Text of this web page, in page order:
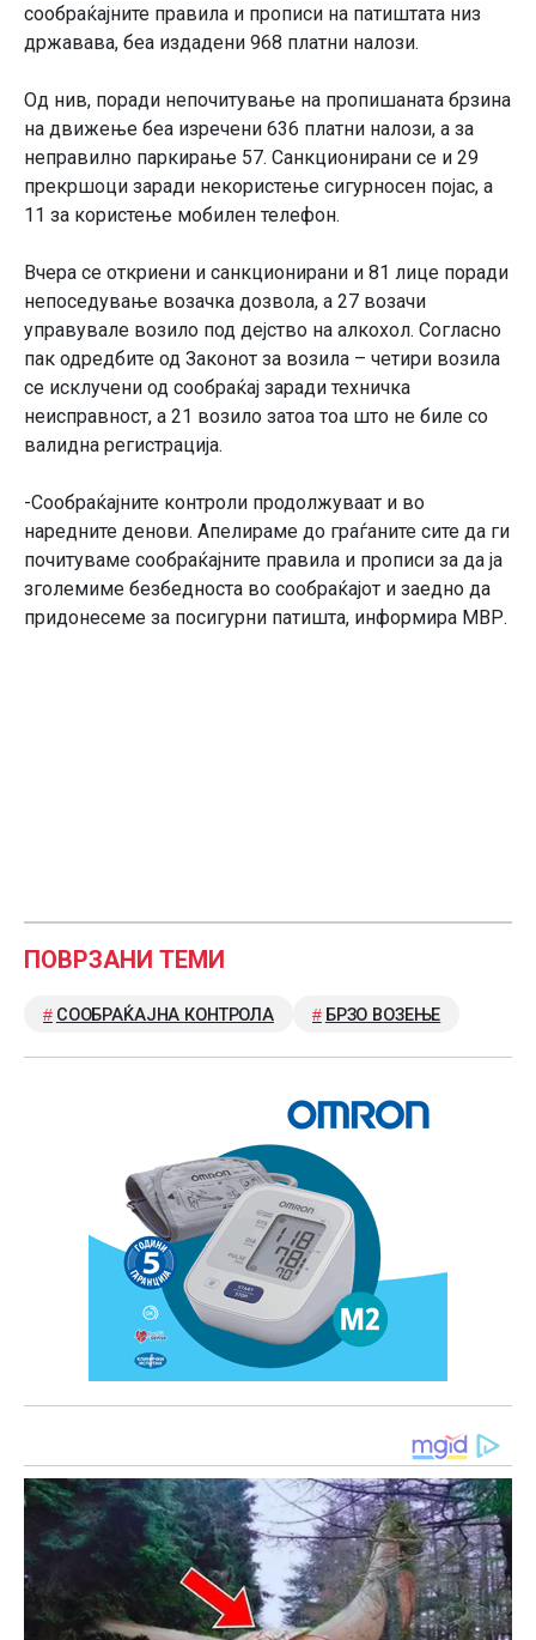
сообраќајните правила и прописи на патиштата низ
државава, беа издадени 968 платни налози.
Од нив, поради непочитување на пропишаната брзина
на движење беа изречени 636 платни налози, а за
неправилно паркирање 57. Санкционирани се и 29
прекршоци заради некористење сигурносен појас, а
11 за користење мобилен телефон.
Вчера се откриени и санкционирани и 81 лице поради
непоседување возачка дозвола, а 27 возачи
управувале возило под дејство на алкохол. Согласно
пак одредбите од Законот за возила – четири возила
се исклучени од сообраќај заради техничка
неисправност, а 21 возило затоа тоа што не биле со
валидна регистрација.
-Сообраќајните контроли продолжуваат и во
наредните денови. Апелираме до граѓаните сите да ги
почитуваме сообраќајните правила и прописи за да ја
зголемиме безбедноста во сообраќајот и заедно да
придонесеме за посигурни патишта, информира МВР.
ПОВРЗАНИ ТЕМИ
СООБРАЌАЈНА КОНТРОЛА БРЗО ВОЗЕЊЕ